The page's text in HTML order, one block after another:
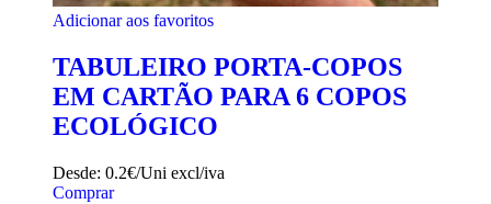
Adicionar aos favoritos
TABULEIRO PORTA-COPOS
EM CARTÃO PARA 6 COPOS
ECOLÓGICO
Desde: 0.2€/Uni excl/iva
Comprar